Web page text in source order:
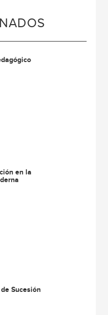
en la
Sucesión